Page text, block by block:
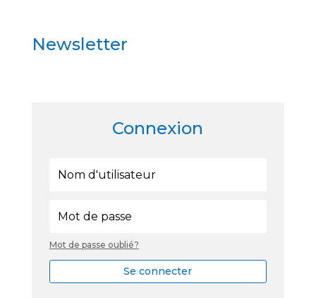
Newsletter
Connexion
Mot de passe oublié?
Se connecter